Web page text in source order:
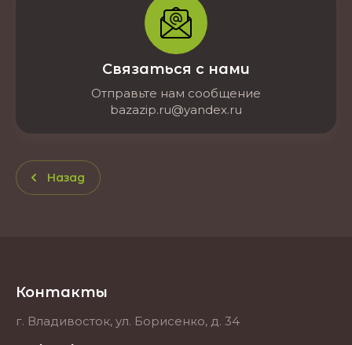
Связаться с нами
Отправьте нам сообщение
bazazip.ru@yandex.ru
Назад
Контакты
г. Владивосток, ул. Борисенко, д. 34